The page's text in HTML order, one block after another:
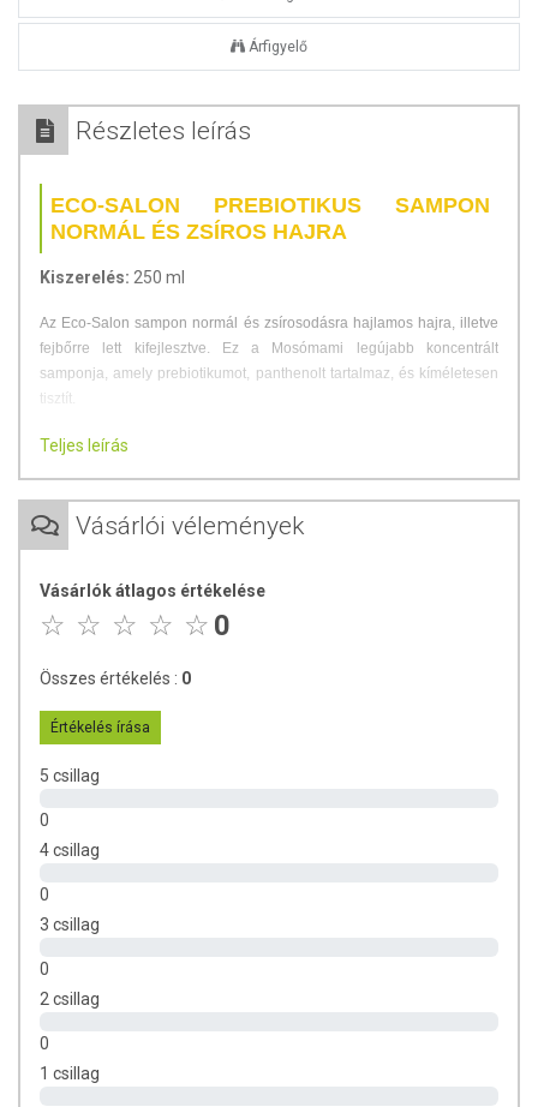
Árfigyelő
Részletes leírás
ECO-SALON PREBIOTIKUS SAMPON
NORMÁL ÉS ZSÍROS HAJRA
Kiszerelés: 250 ml
Az Eco-Salon sampon normál és zsírosodásra hajlamos hajra, illetve
fejbőrre lett kifejlesztve. Ez a Mosómami legújabb koncentrált
samponja, amely prebiotikumot, panthenolt tartalmaz, és kíméletesen
tisztít.
A megfelelően összeállított sampon előnyei:
Különösen göndör haj esetén fontos, hogy teljesen szulfát- és
szulfonátmentes legyen, mivel ezek az anyagok érzékenyek a hajban
bergamott és narancs illóolajai révén, mennyei citrusos illatot áraszt,
alkalmazva (szükség szerint kétszer egymás után) ragyogóan tiszta és
ápolt hajat eredményez.
Benzyl Alcohol, Cocamidopropyl Betaine, Sodium Lauroyl Methyl
Isethionate, Sodium Methyl Oleoyl Taurate, Panthenol, Citrus
Dulcis Peel Oil, Dehydroacetic Acid, Benzoic Acid, Sorbic Acid,
Tocopherol, Limonene, Linalool
TOVÁBBI TUDNIVALÓK
szelektíven gyűjtse!
Teljes leírás
Vásárlói vélemények
Vásárlók átlagos értékelése
0
Összes értékelés : 0
Értékelés írása
5 csillag
0
4 csillag
0
3 csillag
0
2 csillag
0
1 csillag